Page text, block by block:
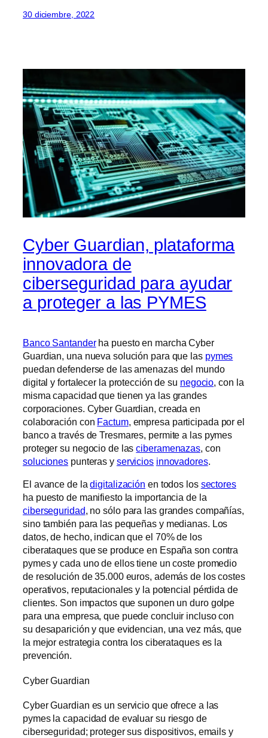
30 diciembre, 2022
Cyber Guardian, plataforma
innovadora de
ciberseguridad para ayudar
a proteger a las PYMES
Banco Santanderha puesto en marcha Cyber
Guardian, una nueva solución para que las pymes
puedan defenderse de las amenazas del mundo
digital y fortalecer la protección de su negocio, con la
misma capacidad que tienen ya las grandes
corporaciones. Cyber Guardian, creada en
colaboración con Factum, empresa participada por el
banco a través de Tresmares, permite a las pymes
proteger su negocio de lasciberamenazas, con
soluciones punteras y servicios innovadores.
El avance de ladigitalización en todos los sectores
ha puesto de manifiesto la importancia de la
ciberseguridad, no sólo para las grandes compañías,
sino también para las pequeñas y medianas. Los
datos, de hecho, indican que el 70% de los
ciberataques que se produce en España son contra
pymes y cada uno de ellos tiene un coste promedio
de resolución de 35.000 euros, además de los costes
operativos, reputacionales y la potencial pérdida de
clientes. Son impactos que suponen un duro golpe
para una empresa, que puede concluir incluso con
su desaparición y que evidencian, una vez más, que
la mejor estrategia contra los ciberataques es la
prevención.
Cyber Guardian
Cyber Guardian es un servicio que ofrece a las
pymes la capacidad de evaluar su riesgo de
ciberseguridad; proteger sus dispositivos, emails y